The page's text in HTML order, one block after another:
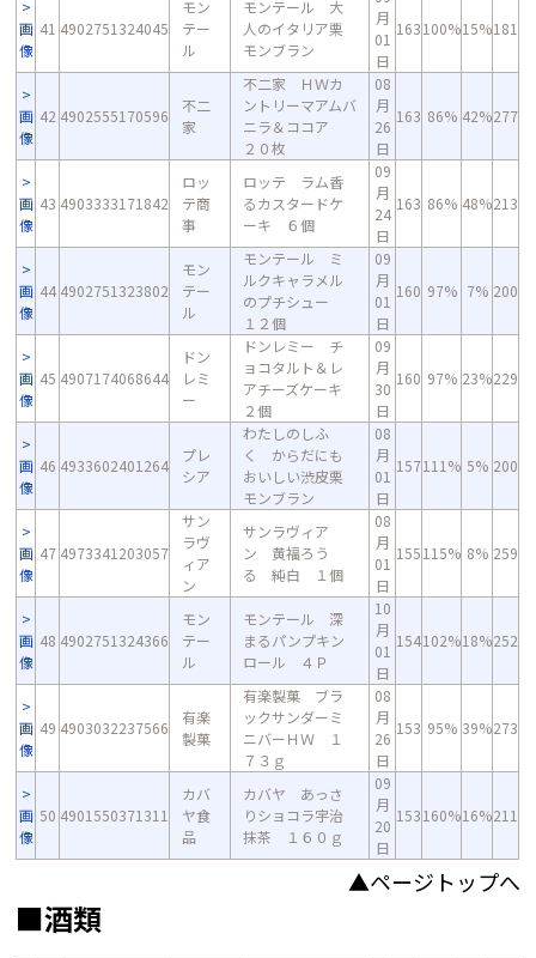
画
像
41 4902751324045
モン
テー
ル
モンテール 大
人のイタリア栗
モンブラン
月
01
日
163100%15%181
画
像
42 4902555170596
不二
家
不二家 ＨＷカ
ントリーマアムバ
ニラ＆ココア
２０枚
08
月
26
日
163 86% 42%277
画
像
43 4903333171842
ロッ
テ商
事
ロッテ ラム香
るカスタードケ
ーキ ６個
09
月
24
日
163 86% 48%213
画
像
44 4902751323802
モン
テー
ル
モンテール ミ
ルクキャラメル
のプチシュー
１２個
09
月
01
日
160 97% 7% 200
画
像
45 4907174068644
ドン
レミ
ー
ドンレミー チ
ョコタルト＆レ
アチーズケーキ
２個
09
月
30
日
160 97% 23%229
画
像
46 4933602401264
プレ
シア
わたしのしふ
く からだにも
おいしい渋皮栗
モンブラン
08
月
01
日
157111% 5% 200
画
像
47 4973341203057
サン
ラヴ
ィア
ン
サンラヴィア
ン 黄福ろう
る 純白 １個
08
月
01
日
155115% 8% 259
画
像
48 4902751324366
モン
テー
ル
モンテール 深
まるパンプキン
ロール ４Ｐ
10
月
01
日
154102%18%252
画
像
49 4903032237566
有楽
製菓
有楽製菓 ブラ
ックサンダーミ
ニバーＨＷ １
７３ｇ
08
月
26
日
153 95% 39%273
画
像
50 4901550371311
カバ
ヤ食
品
カバヤ あっさ
りショコラ宇治
抹茶 １６０ｇ
09
月
20
日
153160%16%211
▲ページトップへ
■酒類